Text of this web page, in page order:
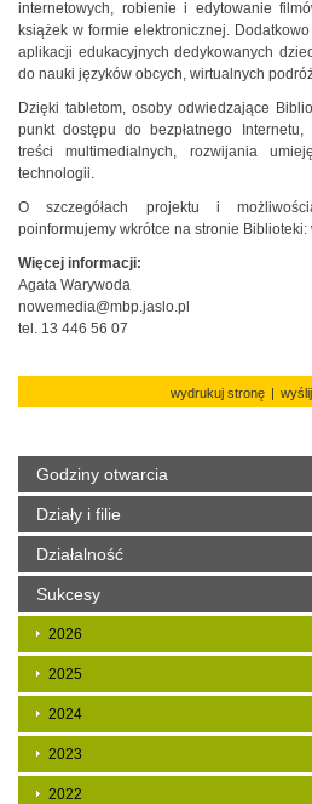
internetowych, robienie i edytowanie
książek w formie elektronicznej.
aplikacji edukacyjnych dedykowanych
do nauki języków obcych, wirtualnych
Dzięki tabletom, osoby odwiedzające
punkt dostępu do bezpłatnego Internetu,
treści multimedialnych, rozwijania
technologii.
O szczegółach projektu i
poinformujemy wkrótce na stronie Biblioteki:
Więcej informacji:
Agata Warywoda
nowemedia@mbp.jaslo.pl
tel. 13 446 56 07
wydrukuj stronę |
Godziny otwarcia
Działy i filie
Działalność
Sukcesy
2026
2025
2024
2023
2022